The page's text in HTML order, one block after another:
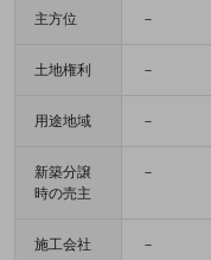
主方位 －
土地権利 －
用途地域 －
新築分譲
時の売主
－
施工会社 －